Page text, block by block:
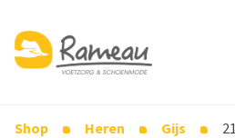
Shop Heren Gijs